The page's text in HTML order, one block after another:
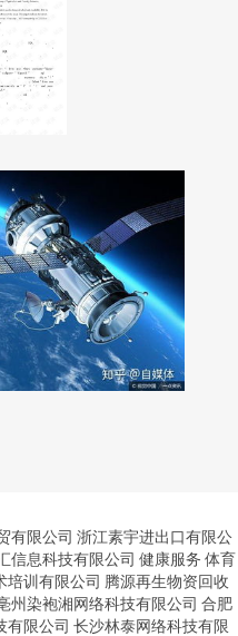
有限公司 浙江素宇进出口有限公
信息科技有限公司 健康服务 体育
培训有限公司 腾源再生物资回收
州染袍湘网络科技有限公司 合肥
有限公司 长沙林泰网络科技有限